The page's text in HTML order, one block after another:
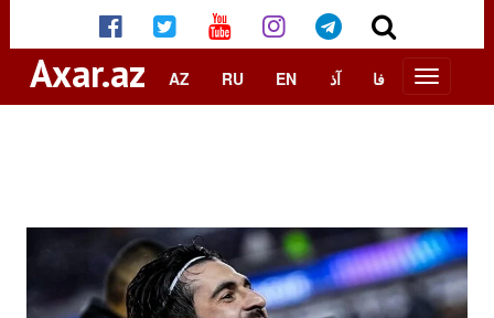
Axar.az AZ RU EN آذ فا